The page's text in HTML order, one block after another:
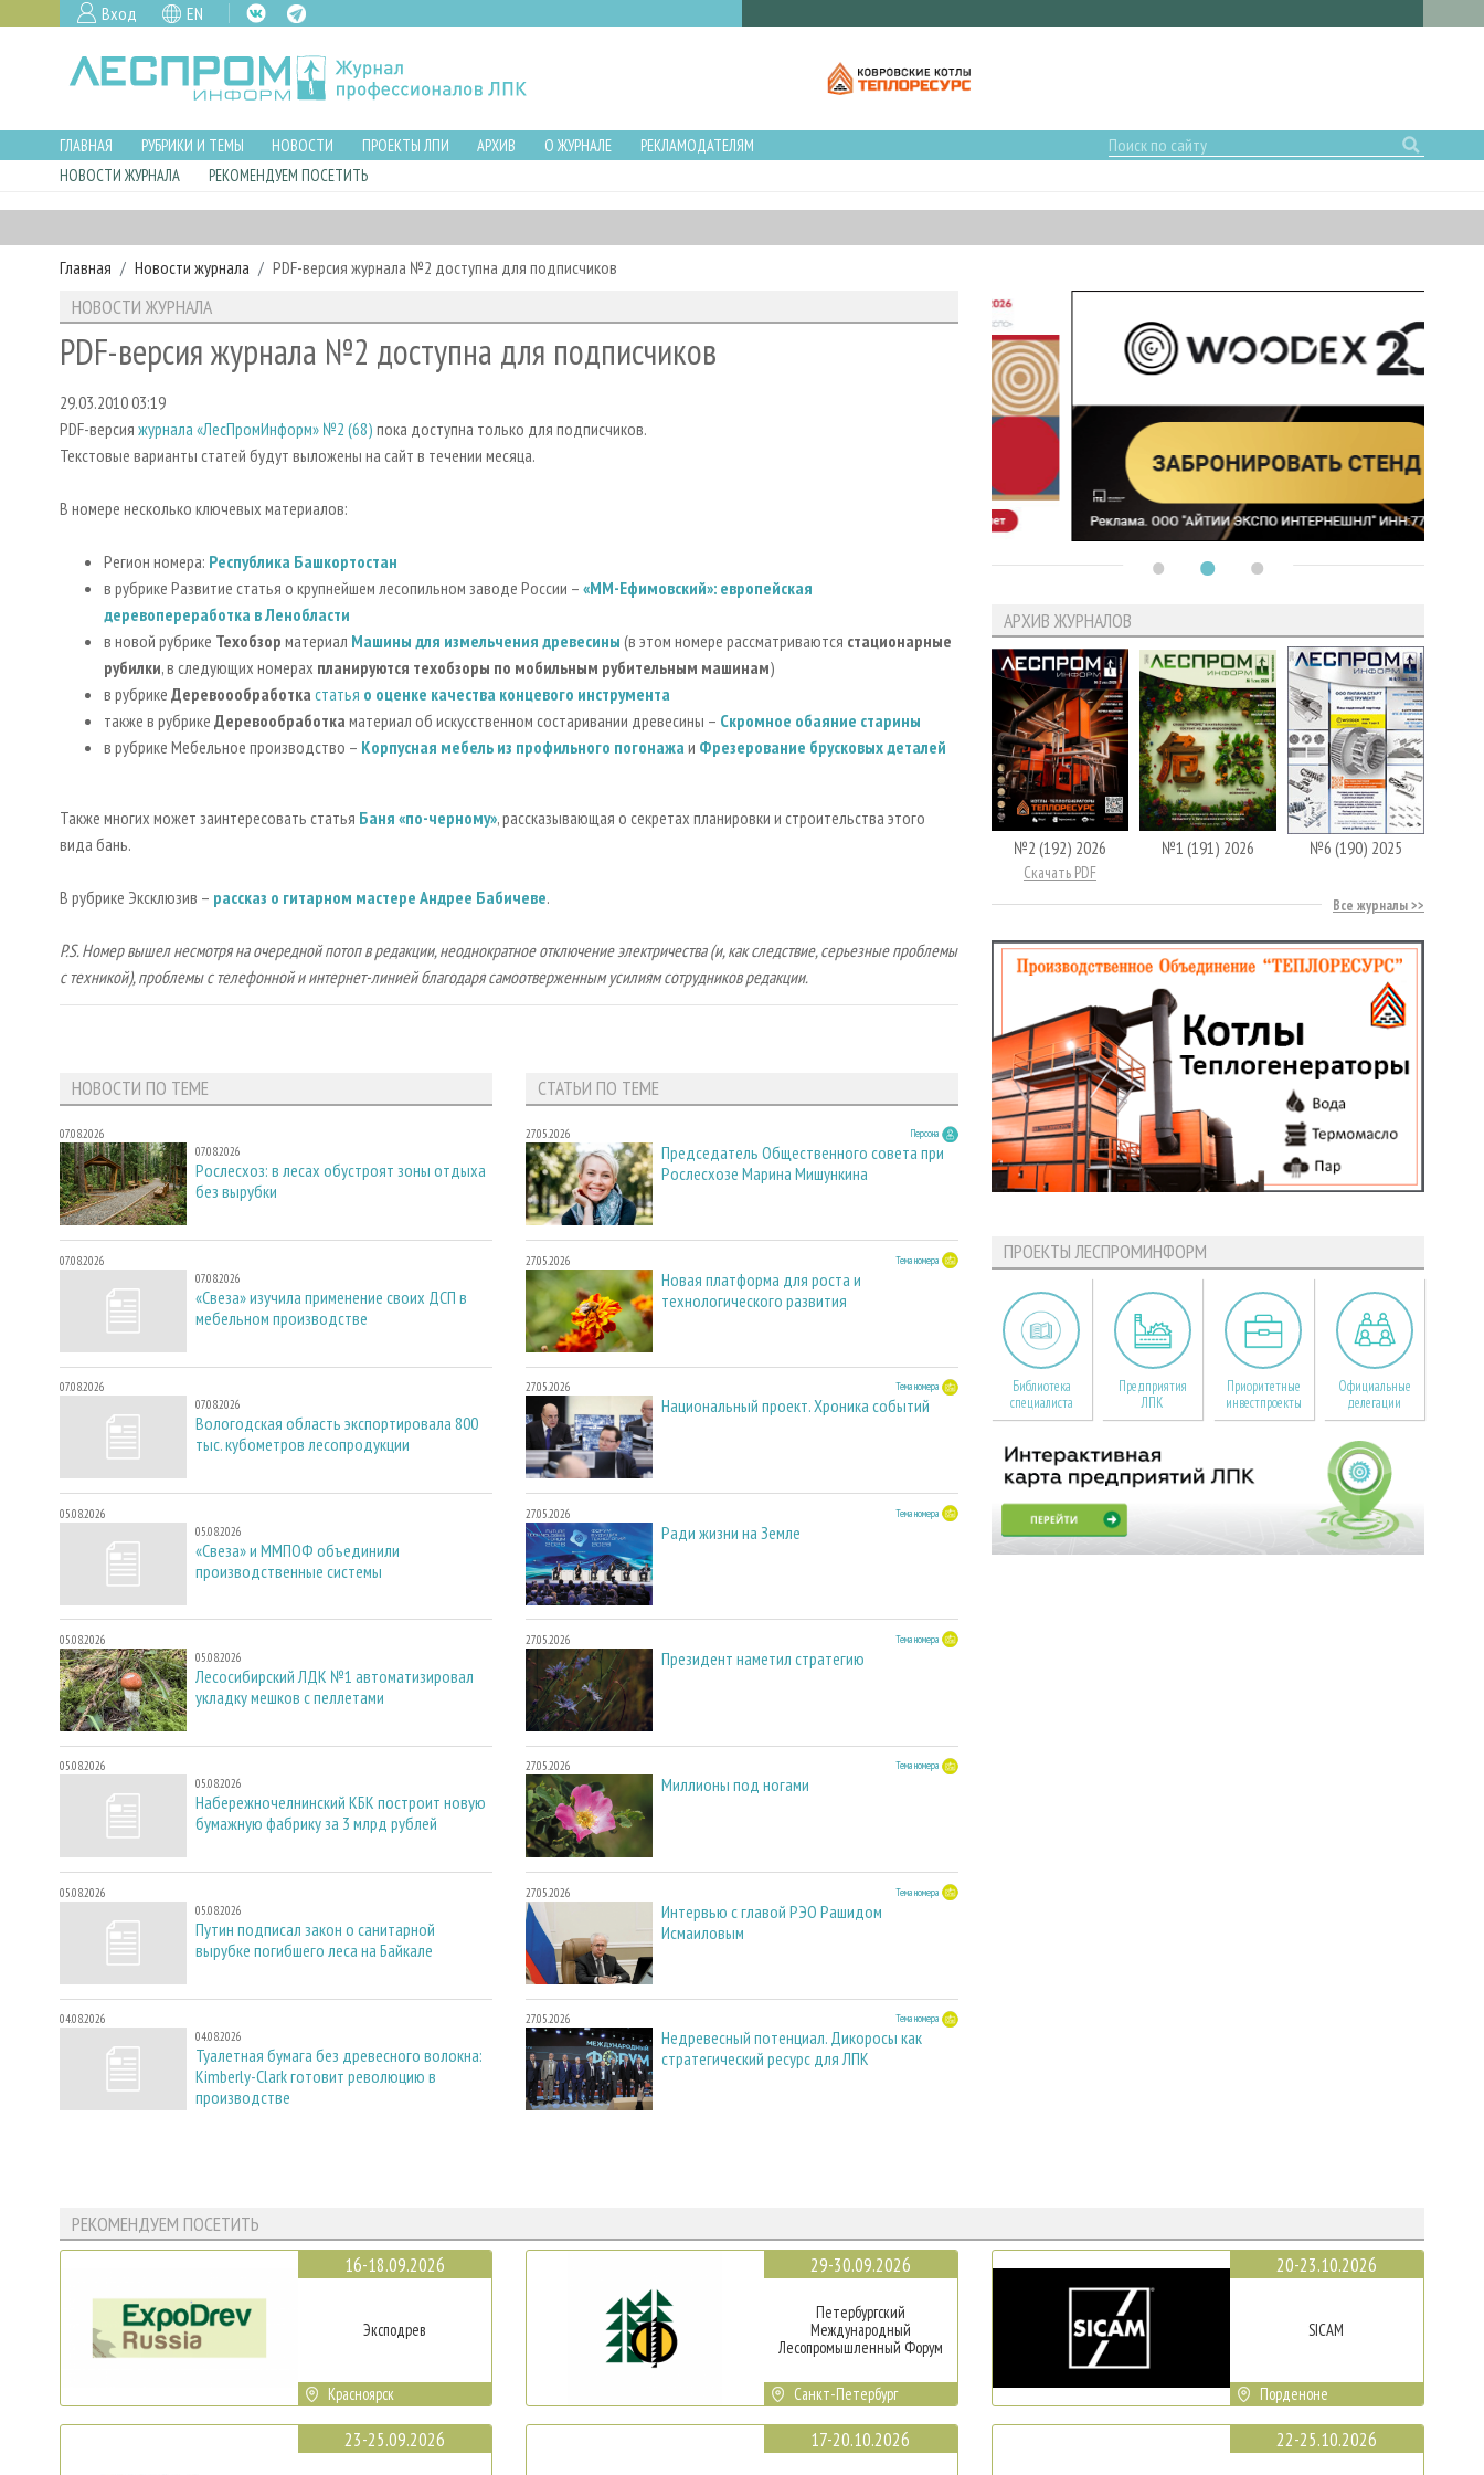
Вход EN
ГЛАВНАЯ РУБРИКИ И ТЕМЫ НОВОСТИ ПРОЕКТЫ ЛПИ АРХИВ О ЖУРНАЛЕ
РЕКЛАМОДАТЕЛЯМ
НОВОСТИ ЖУРНАЛА
РЕКОМЕНДУЕМ ПОСЕТИТЬ
Главная Новости журнала PDF-версия журнала №2 доступна для подписчиков
НОВОСТИ ЖУРНАЛА
PDF-версия журнала №2 доступна для подписчиков
29.03.2010 03:19
PDF-версия журнала «ЛесПромИнформ» №2 (68) пока доступна только для подписчиков.
Текстовые варианты статей будут выложены на сайт в течении месяца.
В номере несколько ключевых материалов:
Регион номера: Республика Башкортостан
в рубрике Развитие статья о крупнейшем лесопильном заводе России – «ММ-Ефимовский»: европейская
деревопереработка в Ленобласти
в новой рубрике Техобзор материал Машины для измельчения древесины (в этом номере рассматриваются стационарные
рубилки, в следующих номерах планируются техобзоры по мобильным рубительным машинам)
в рубрике Деревоообработка статья о оценке качества концевого инструмента
также в рубрике Деревообработка материал об искусственном состаривании древесины – Скромное обаяние старины
в рубрике Мебельное производство – Корпусная мебель из профильного погонажа и Фрезерование брусковых деталей
Также многих может заинтересовать статья Баня «по-черному», рассказывающая о секретах планировки и строительства этого
вида бань.
В рубрике Эксклюзив – рассказ о гитарном мастере Андрее Бабичеве.
P.S. Номер вышел несмотря на очередной потоп в редакции, неоднократное отключение электричества (и, как следствие, серьезные проблемы
с техникой), проблемы с телефонной и интернет-линией благодаря самоотверженным усилиям сотрудников редакции.
НОВОСТИ ПО ТЕМЕ
07.08.2026
07.08.2026
Рослесхоз: в лесах обустроят зоны отдыха
без вырубки
07.08.2026
07.08.2026
«Свеза» изучила применение своих ДСП в
мебельном производстве
07.08.2026
07.08.2026
Вологодская область экспортировала 800
тыс. кубометров лесопродукции
05.08.2026
05.08.2026
«Свеза» и ММПОФ объединили
производственные системы
05.08.2026
05.08.2026
Лесосибирский ЛДК №1 автоматизировал
укладку мешков с пеллетами
05.08.2026
05.08.2026
Набережночелнинский КБК построит новую
бумажную фабрику за 3 млрд рублей
05.08.2026
05.08.2026
Путин подписал закон о санитарной
вырубке погибшего леса на Байкале
04.08.2026
04.08.2026
Туалетная бумага без древесного волокна:
Kimberly-Clark готовит революцию в
производстве
СТАТЬИ ПО ТЕМЕ
27.05.2026 Персона
Председатель Общественного совета при
Рослесхозе Марина Мишункина
27.05.2026 Тема номера
Новая платформа для роста и
технологического развития
27.05.2026 Тема номера
Национальный проект. Хроника событий
27.05.2026 Тема номера
Ради жизни на Земле
27.05.2026 Тема номера
Президент наметил стратегию
27.05.2026 Тема номера
Миллионы под ногами
27.05.2026 Тема номера
Интервью с главой РЭО Рашидом
Исмаиловым
27.05.2026 Тема номера
Недревесный потенциал. Дикоросы как
стратегический ресурс для ЛПК
АРХИВ ЖУРНАЛОВ
№2 (192) 2026
Скачать PDF
№1 (191) 2026 №6 (190) 2025
Все журналы
ПРОЕКТЫ ЛЕСПРОМИНФОРМ
Библиотека
специалиста
Предприятия
ЛПК
Приоритетные
инвестпроекты
Официальные
делегации
РЕКОМЕНДУЕМ ПОСЕТИТЬ
16-18.09.2026
Эксподрев
Красноярск
23-25.09.2026
29-30.09.2026
Петербургский
Международный
Лесопромышленный Форум
Санкт-Петербург
17-20.10.2026
20-23.10.2026
SICAM
Порденоне
22-25.10.2026